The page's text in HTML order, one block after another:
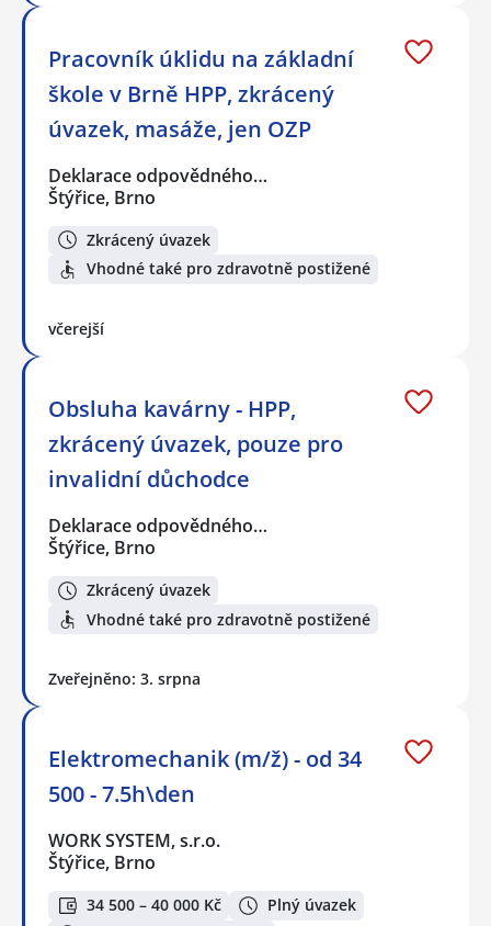
Pracovník úklidu na základní
škole v Brně HPP, zkrácený
úvazek, masáže, jen OZP
Deklarace odpovědného…
Štýřice, Brno
Zkrácený úvazek
Vhodné také pro zdravotně postižené
včerejší
Obsluha kavárny - HPP,
zkrácený úvazek, pouze pro
invalidní důchodce
Deklarace odpovědného…
Štýřice, Brno
Zkrácený úvazek
Vhodné také pro zdravotně postižené
Zveřejněno: 3. srpna
Elektromechanik (m/ž) - od 34
500 - 7.5h\den
WORK SYSTEM, s.r.o.
Štýřice, Brno
34 500 – 40 000 Kč
Plný úvazek